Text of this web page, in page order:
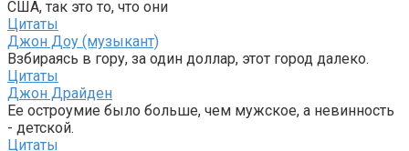
США, так это то, что они
Цитаты
Джон Доу (музыкант)
Взбираясь в гору, за один доллар, этот город далеко.
Цитаты
Джон Драйден
Ее остроумие было больше, чем мужское, а невинность
- детской.
Цитаты